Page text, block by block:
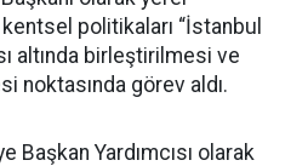
politikaları “İstanbul
altında birleştirilmesi ve
noktasında görev aldı.
Başkan Yardımcısı olarak